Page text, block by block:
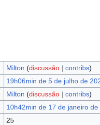
Milton (discussão| contribs)
19h06min de 5 de julho de
Milton (discussão| contribs)
10h42min de 17 de janeiro de
25